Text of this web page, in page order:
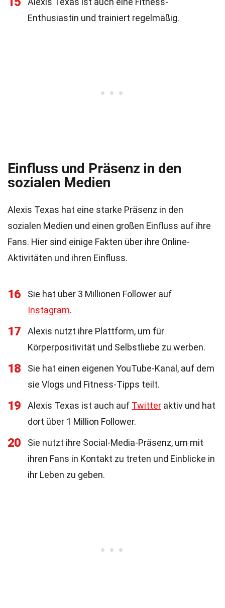
Enthusiastin und trainiert regelmäßig.
Einfluss und Präsenz in den
sozialen Medien
Alexis Texas hat eine starke Präsenz in den
sozialen Medien und einen großen Einfluss auf ihre
Fans. Hier sind einige Fakten über ihre Online-
Aktivitäten und ihren Einfluss.
16
Sie hat über 3 Millionen Follower auf
Instagram.
17
Alexis nutzt ihre Plattform, um für
Körperpositivität und Selbstliebe zu werben.
18
Sie hat einen eigenen YouTube-Kanal, auf dem
sie Vlogs und Fitness-Tipps teilt.
19 Alexis Texas ist auch auf Twitter aktiv und hat
dort über 1 Million Follower.
20
Sie nutzt ihre Social-Media-Präsenz, um mit
ihren Fans in Kontakt zu treten und Einblicke in
ihr Leben zu geben.